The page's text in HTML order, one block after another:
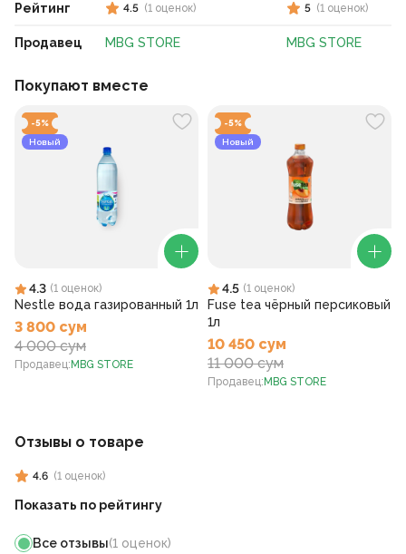
Рейтинг
Продавец
4.5 (1 оценок)
MBG STORE
5 (1 оценок)
MBG STORE
Покупают вместе
-5%
Новый
4.3 (1 оценок)
Nestle вода газированный 1л
3 800 сум
4 000 сум
Продавец: MBG STORE
-5%
Новый
4.5 (1 оценок)
Fuse tea чёрный персиковый
1л
10 450 сум
11 000 сум
Продавец: MBG STORE
Отзывы о товаре
4.6 (1 оценок)
Показать по рейтингу
Все отзывы(1 оценок)